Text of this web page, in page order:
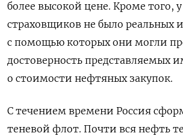
более высокой цене. Кроме того,
страховщиков не было реальных
с помощью которых они могли
достоверность представляемых
о стоимости нефтяных закупок.
С течением времени Россия
теневой флот. Почти вся нефть